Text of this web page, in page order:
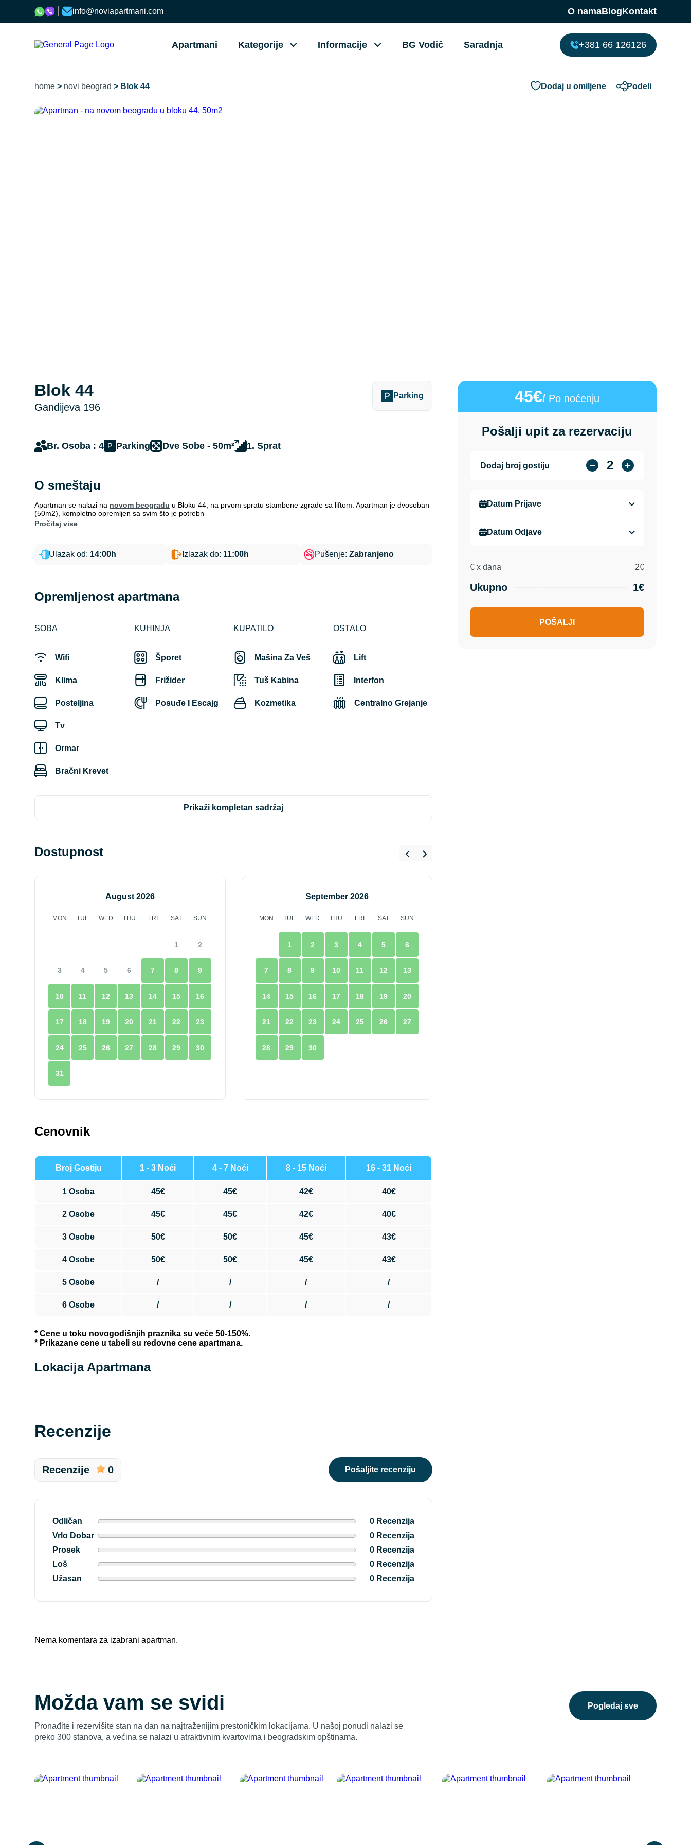
info@noviapartmani.com O namaBlogKontakt
Apartmani Kategorije Informacije BG Vodič Saradnja +381 66 126126
home > novi beograd > Blok 44 Dodaj u omiljene Podeli
Blok 44
Gandijeva 196
Parking
Br. Osoba : 4 Parking Dve Sobe - 50m² 1. Sprat
O smeštaju
Apartman se nalazi na novom beogradu u Bloku 44, na prvom spratu stambene zgrade sa liftom. Apartman je dvosoban
(50m2), kompletno opremljen sa svim što je potrebn
pročitaj vise
Ulazak od: 14:00h Izlazak do: 11:00h Pušenje:Zabranjeno
Opremljenost apartmana
SOBA
Wifi
Klima
Posteljina
Tv
Ormar
Bračni Krevet
KUHINJA
Šporet
Frižider
Posuđe I Escajg
KUPATILO
Mašina Za Veš
Tuš Kabina
Kozmetika
OSTALO
Lift
Interfon
Centralno Grejanje
prikaži kompletan sadržaj
Dostupnost
August 2026
MON TUE WED THU FRI SAT SUN
1 2
3 4 5 6 7 8 9
10 11 12 13 14 15 16
17 18 19 20 21 22 23
24 25 26 27 28 29 30
31
September 2026
MON TUE WED THU FRI SAT SUN
1 2 3 4 5 6
7 8 9 10 11 12 13
14 15 16 17 18 19 20
21 22 23 24 25 26 27
28 29 30
Cenovnik
Broj Gostiju 1 - 3 Noći 4 - 7 Noći 8 - 15 Noći 16 - 31 Noći
1 Osoba 45€ 45€ 42€ 40€
2 Osobe 45€ 45€ 42€ 40€
3 Osobe 50€ 50€ 45€ 43€
4 Osobe 50€ 50€ 45€ 43€
5 Osobe / / / /
6 Osobe / / / /
* Cene u toku novogodišnjih praznika su veće 50-150%.
* Prikazane cene u tabeli su redovne cene apartmana.
Lokacija Apartmana
Recenzije
Recenzije 0 pošaljite recenziju
Odličan
0 Recenzija
Vrlo Dobar
0 Recenzija
Prosek
0 Recenzija
Loš
0 Recenzija
Užasan
0 Recenzija
Nema komentara za izabrani apartman.
45€/Po noćenju
Pošalji upit za rezervaciju
Dodaj broj gostiju 2
€x dana 2€
Ukupno 1€
POŠALJI
Možda vam se svidi pogledaj sve
Pronađite i rezervišite stan na dan na najtraženijim prestoničkim lokacijama. U našoj ponudi nalazi se
preko 300 stanova, a većina se nalazi u atraktivnim kvartovima i beogradskim opštinama.